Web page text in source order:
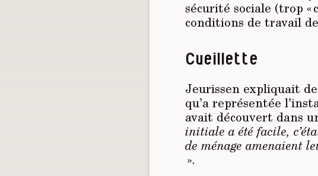
sécurité sociale (trop «
conditions de travail
Cueillette
Jeurissen expliquait
qu’a représentée
avait découvert dans
initiale a été facile,
de ménage amenaient
».